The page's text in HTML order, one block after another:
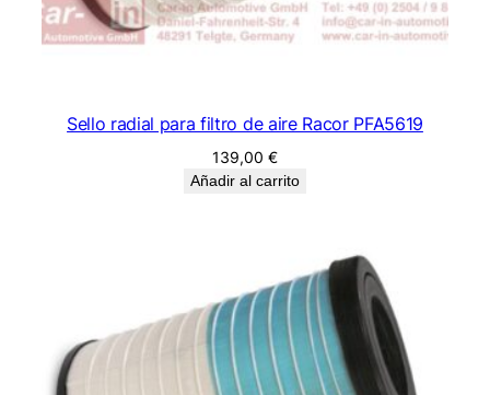
Sello radial para filtro de aire Racor PFA5619
139,00 €
Añadir al carrito